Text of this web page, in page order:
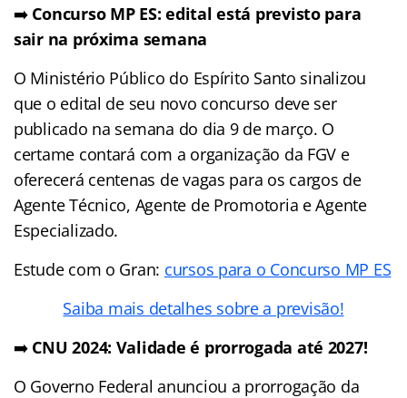
➡️ Concurso MP ES: edital está previsto para
sair na próxima semana
O Ministério Público do Espírito Santo sinalizou
que o edital de seu novo concurso deve ser
publicado na semana do dia 9 de março. O
certame contará com a organização da FGV e
oferecerá centenas de vagas para os cargos de
Agente Técnico, Agente de Promotoria e Agente
Especializado.
Estude com o Gran: cursos para o Concurso MP ES
Saiba mais detalhes sobre a previsão!
➡️ CNU 2024: Validade é prorrogada até 2027!
O Governo Federal anunciou a prorrogação da